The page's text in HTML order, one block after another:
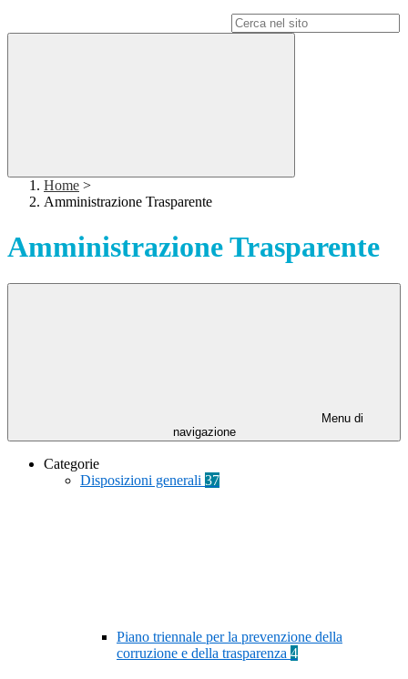
Home >
Amministrazione Trasparente
Amministrazione Trasparente
Menu di
navigazione
Categorie
Disposizioni generali 37
Piano triennale per la prevenzione della
corruzione e della trasparenza 4